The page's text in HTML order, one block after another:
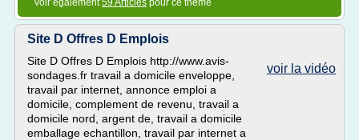
Voir également59 Articles pour ce thème
Site D Offres D Emplois
voir la vidéo
Site D Offres D Emplois http://www.avis-
sondages.fr travail a domicile enveloppe,
travail par internet, annonce emploi a
domicile, complement de revenu, travail a
domicile nord, argent de, travail a domicile
emballage echantillon, travail par internet a